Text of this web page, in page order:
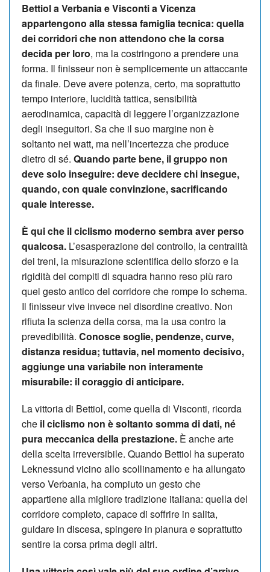
Bettiol a Verbania e Visconti a Vicenza
appartengono alla stessa famiglia tecnica: quella
dei corridori che non attendono che la corsa
decida per loro, ma la costringono a prendere una
forma. Il finisseur non è semplicemente un attaccante
da finale. Deve avere potenza, certo, ma soprattutto
tempo interiore, lucidità tattica, sensibilità
aerodinamica, capacità di leggere l’organizzazione
degli inseguitori. Sa che il suo margine non è
soltanto nei watt, ma nell’incertezza che produce
dietro di sé. Quando parte bene, il gruppo non
deve solo inseguire: deve decidere chi insegue,
quando, con quale convinzione, sacrificando
quale interesse.
È qui che il ciclismo moderno sembra aver perso
qualcosa. L’esasperazione del controllo, la centralità
dei treni, la misurazione scientifica dello sforzo e la
rigidità dei compiti di squadra hanno reso più raro
quel gesto antico del corridore che rompe lo schema.
Il finisseur vive invece nel disordine creativo. Non
rifiuta la scienza della corsa, ma la usa contro la
prevedibilità. Conosce soglie, pendenze, curve,
distanza residua; tuttavia, nel momento decisivo,
aggiunge una variabile non interamente
misurabile: il coraggio di anticipare.
La vittoria di Bettiol, come quella di Visconti, ricorda
che il ciclismo non è soltanto somma di dati, né
pura meccanica della prestazione. È anche arte
della scelta irreversibile. Quando Bettiol ha superato
Leknessund vicino allo scollinamento e ha allungato
verso Verbania, ha compiuto un gesto che
appartiene alla migliore tradizione italiana: quella del
corridore completo, capace di soffrire in salita,
guidare in discesa, spingere in pianura e soprattutto
sentire la corsa prima degli altri.